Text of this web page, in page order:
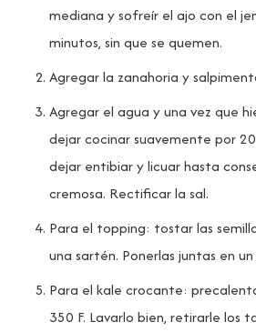
mediana y sofreír el ajo con el
minutos, sin que se quemen.
Agregar la zanahoria y
Agregar el agua y una vez que
dejar cocinar suavemente por
dejar entibiar y licuar hasta
cremosa. Rectificar la sal.
Para el topping: tostar las
una sartén. Ponerlas juntas en
Para el kale crocante:
350 F. Lavarlo bien, retirarle los